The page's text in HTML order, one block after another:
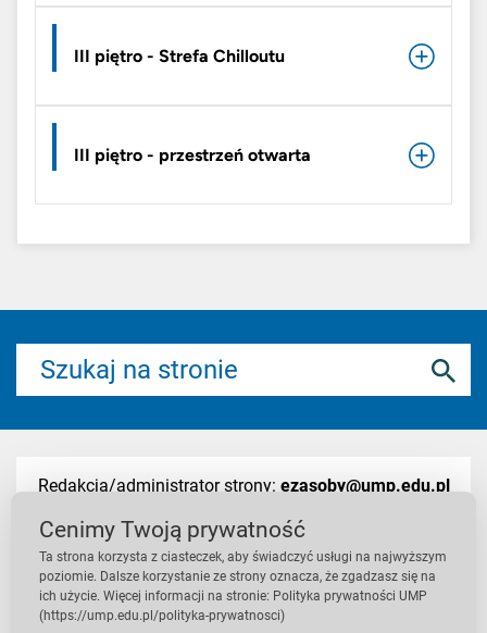
III piętro - Strefa Chilloutu
III piętro - przestrzeń otwarta
Redakcja/administrator strony: ezasoby@ump.edu.pl
Deklaracja dostępności/Polityka prywatności
Cenimy Twoją prywatność
Ta strona korzysta z ciasteczek, aby świadczyć usługi na najwyższym
poziomie. Dalsze korzystanie ze strony oznacza, że zgadzasz się na
ich użycie. Więcej informacji na stronie: Polityka prywatności UMP
(https://ump.edu.pl/polityka-prywatnosci)